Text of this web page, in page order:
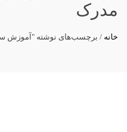
مدرک
خانه / برچسب‌های نوشته "آموزش